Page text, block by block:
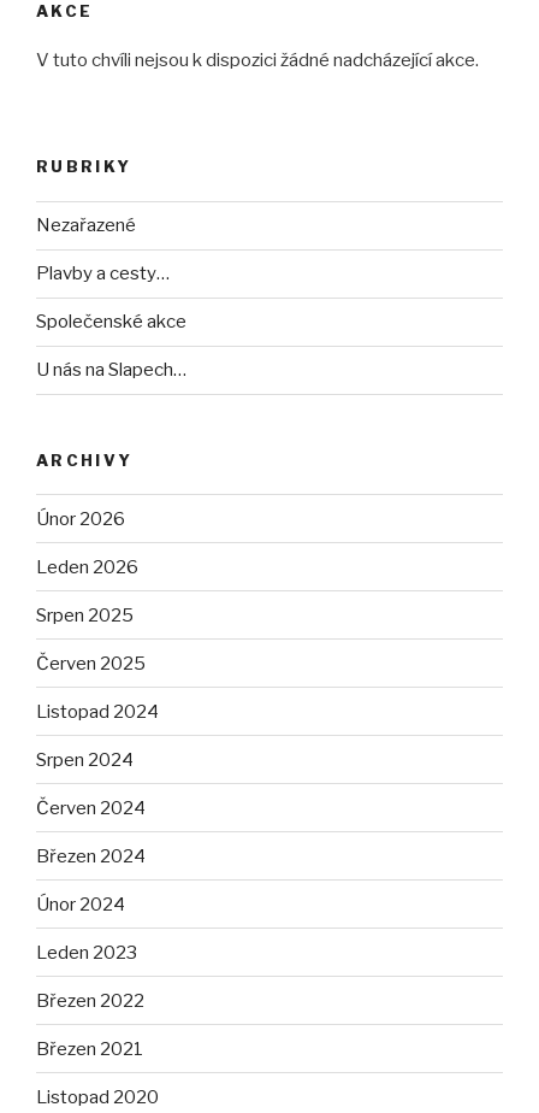
AKCE
V tuto chvíli nejsou k dispozici žádné nadcházející akce.
RUBRIKY
Nezařazené
Plavby a cesty…
Společenské akce
U nás na Slapech…
ARCHIVY
Únor 2026
Leden 2026
Srpen 2025
Červen 2025
Listopad 2024
Srpen 2024
Červen 2024
Březen 2024
Únor 2024
Leden 2023
Březen 2022
Březen 2021
Listopad 2020